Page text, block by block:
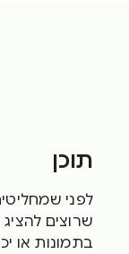
תוכן
לפני
שרוצים
בתמונות או